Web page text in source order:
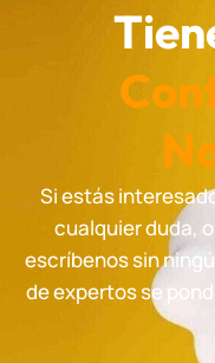
Si estás
cualquier duda,
escríbenos sin
de expertos se